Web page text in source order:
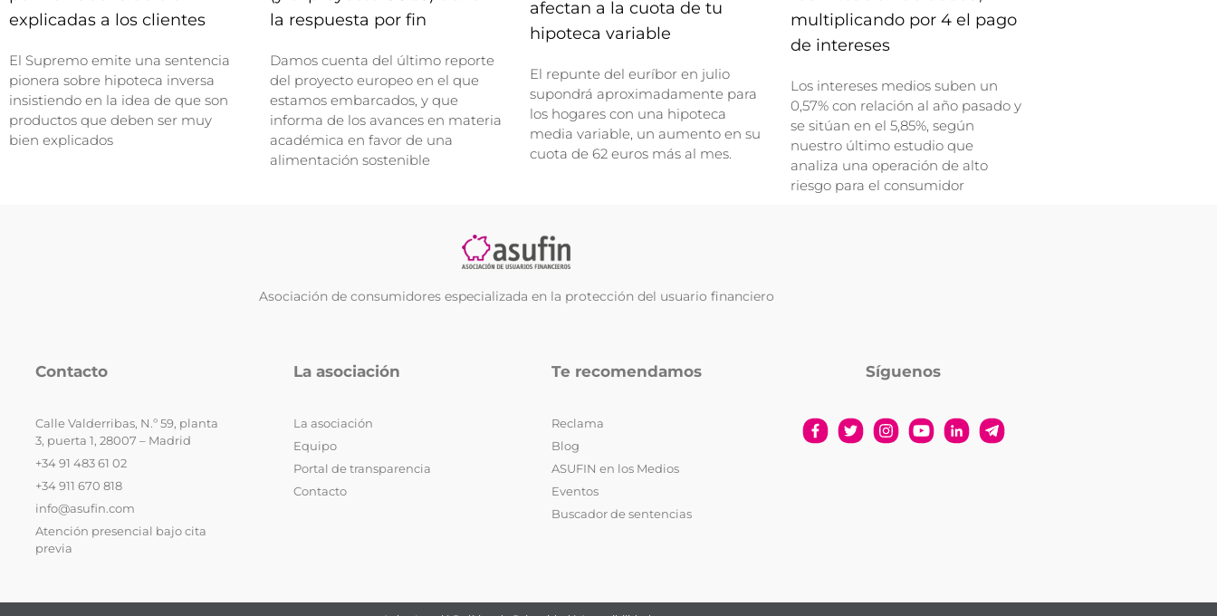
explicadas a los clientes
El Supremo emite una sentencia
pionera sobre hipoteca inversa
insistiendo en la idea de que son
productos que deben ser muy
bien explicados
la respuesta por fin
Damos cuenta del último reporte
del proyecto europeo en el que
estamos embarcados, y que
informa de los avances en materia
académica en favor de una
alimentación sostenible
afectan a la cuota de tu
hipoteca variable
El repunte del euríbor en julio
supondrá aproximadamente para
los hogares con una hipoteca
media variable, un aumento en su
cuota de 62 euros más al mes.
multiplicando por 4 el pago
de intereses
Los intereses medios suben un
0,57% con relación al año pasado y
se sitúan en el 5,85%, según
nuestro último estudio que
analiza una operación de alto
riesgo para el consumidor
Asociación de consumidores especializada en la protección del usuario financiero
Contacto
Calle Valderribas, N.º 59, planta
3, puerta 1, 28007 – Madrid
+34 91 483 61 02
+34 911 670 818
info@asufin.com
Atención presencial bajo cita
previa
La asociación
La asociación
Equipo
Portal de transparencia
Contacto
Te recomendamos
Reclama
Blog
ASUFIN en los Medios
Eventos
Buscador de sentencias
Síguenos